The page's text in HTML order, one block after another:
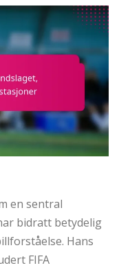
en sentral
bidratt betydelig
Hans
FIFA